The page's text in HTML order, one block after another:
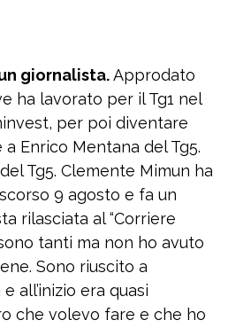
giornalista.Approdato
ha lavorato per il Tg1 nel
per poi diventare
Enrico Mentana del Tg5.
Tg5. Clemente Mimun ha
9 agosto e fa un
rilasciata al “Corriere
tanti ma non ho avuto
Sono riuscito a
all’inizio era quasi
che volevo fare e che ho